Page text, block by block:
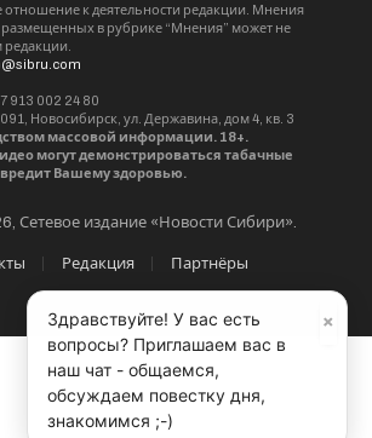
отношение к деятельности редакции. Мнения
размещенных в рубрике “Мнения” может не
редакции.
913 002 24 80
Новосибирск, ул. Державина, дом 4, кв. 3
массовой информации. 18+.
могут демонстрироваться табачные
Вашему здоровью.
Сетевое издание «Новости Сибири».
Редакция Партнёры
×
Здравствуйте! У вас есть
вопросы? Приглашаем вас в
наш чат - общаемся,
обсуждаем повестку дня,
знакомимся ;-)